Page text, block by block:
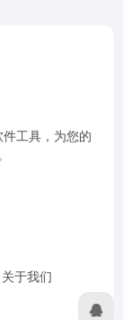
工具，为您的
关于我们